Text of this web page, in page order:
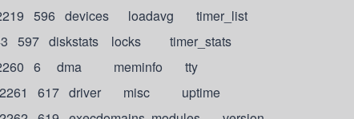
596 devices loadavg timer_list
597 diskstats locks timer_stats
2260 6 dma meminfo tty
2261 617 driver misc uptime